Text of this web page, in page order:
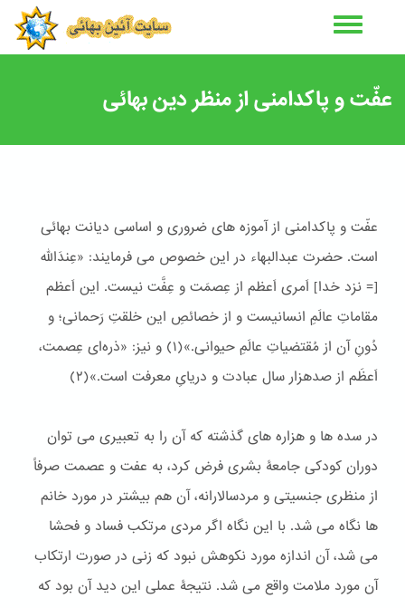
عفّت و پاکدامنی از منظر دین بهائی
عفّت و پاکدامنی از آموزه های ضروری و اساسی دیانت بهائی
است. حضرت عبدالبهاء در این خصوص می فرمایند: «عِندَاللّه
[= نزد خدا] اَمری اَعظم از عِصمَت و عِفَّت نیست. این اَعظم
مقاماتِ عالَمِ انسانیست و از خصائصِ این خلقتِ رَحمانی؛ و
دُونِ آن از مُقتضیاتِ عالَمِ حیوانی.»(١) و نیز: «ذره‌ای عِصمت،
اَعظَم از صدهزار سال عبادت و دریایِ معرفت است.»(٢)
در سده ها و هزاره های گذشته که آن را به تعبیری می توان
دوران کودکی جامعۀ بشری فرض کرد، به عفت و عصمت صرفاً
از منظری جنسیتی و مردسالارانه، آن هم بیشتر در مورد خانم
ها نگاه می شد. با این نگاه اگر مردی مرتکب فساد و فحشا
می شد، آن اندازه مورد نکوهش نبود که زنی در صورت ارتکاب
آن مورد ملامت واقع می شد. نتیجۀ عملی این دید آن بود که